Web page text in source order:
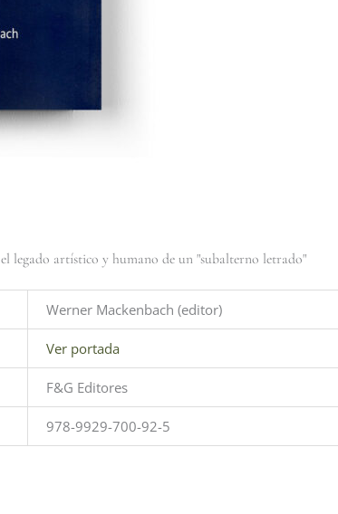
el legado artístico y humano de un "subalterno letrado"
Werner Mackenbach (editor)
Ver portada
F&G Editores
978-9929-700-92-5